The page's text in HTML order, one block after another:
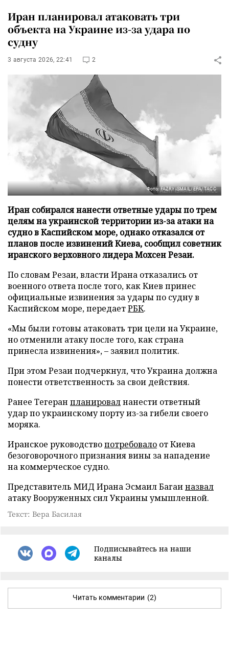
Иран планировал атаковать три
объекта на Украине из-за удара по
судну
3 августа 2026, 22:41 2
Фото: FAZRY ISMAIL/EPA/ТАСС
Иран собирался нанести ответные удары по трем
целям на украинской территории из-за атаки на
судно в Каспийском море, однако отказался от
планов после извинений Киева, сообщил советник
иранского верховного лидера Мохсен Резаи.
По словам Резаи, власти Ирана отказались от
военного ответа после того, как Киев принес
официальные извинения за удары по судну в
Каспийском море, передаетРБК.
«Мы были готовы атаковать три цели на Украине,
но отменили атаку после того, как страна
принесла извинения», – заявил политик.
При этом Резаи подчеркнул, что Украина должна
понести ответственность за свои действия.
Ранее Тегеран планировалнанести ответный
удар по украинскому порту из-за гибели своего
моряка.
Иранское руководствопотребовало от Киева
безоговорочного признания вины за нападение
на коммерческое судно.
Представитель МИД Ирана Эсмаил Багаиназвал
атаку Вооруженных сил Украины умышленной.
Текст: Вера Басилая
Подписывайтесь на наши
каналы
Читать комментарии (2)